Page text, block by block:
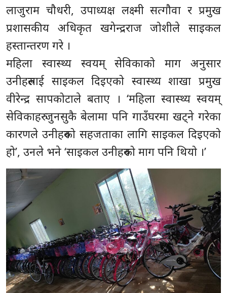
लाजुराम चौधरी, उपाध्यक्ष लक्ष्मी सत्गौवा र प्रमुख
प्रशासकीय अधिकृत खगेन्द्रराज जोशीले साइकल
हस्तान्तरण गरे ।
महिला स्वास्थ्य स्वयम् सेविकाको माग अनुसार
उनीहरुलाई साइकल दिइएको स्वास्थ्य शाखा प्रमुख
वीरेन्द्र सापकोटाले बताए । ‘महिला स्वास्थ्य स्वयम्
सेविकाहरु जुनसुकै बेलामा पनि गाउँघरमा खट्ने गरेका
कारणले उनीहरुको सहजताका लागि साइकल दिइएको
हो’, उनले भने ‘साइकल उनीहरुको माग पनि थियो ।’